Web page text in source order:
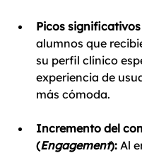
Picos
alumnos que
su perfil clínico
experiencia de
más cómoda.
Incremento del
(Engagement): Al